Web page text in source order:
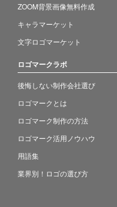
ZOOM背景画像無料作成
キャラマーケット
文字ロゴマーケット
ロゴマークラボ
後悔しない制作会社選び
ロゴマークとは
ロゴマーク制作の方法
ロゴマーク活用ノウハウ
用語集
業界別！ロゴの選び方